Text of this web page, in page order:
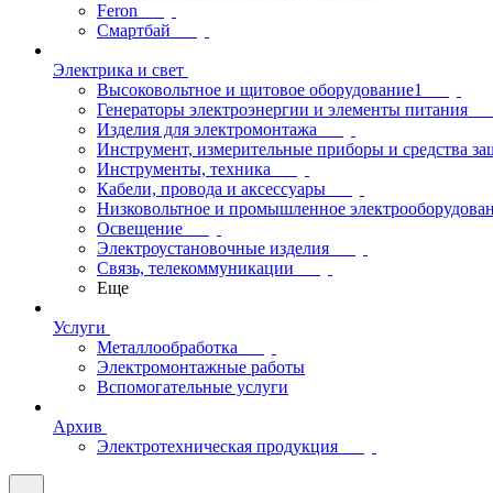
Feron
Смартбай
Электрика и свет
Высоковольтное и щитовое оборудование1
Генераторы электроэнергии и элементы питания
Изделия для электромонтажа
Инструмент, измерительные приборы и средства
Инструменты, техника
Кабели, провода и аксессуары
Низковольтное и промышленное
Освещение
Электроустановочные изделия
Связь, телекоммуникации
Еще
Услуги
Металлообработка
Электромонтажные работы
Вспомогательные услуги
Архив
Электротехническая продукция